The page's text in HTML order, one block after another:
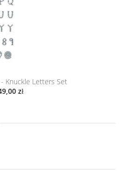
Knuckle Letters Set
zł